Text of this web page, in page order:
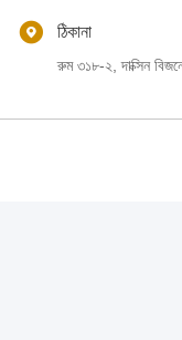
ঠিকানা
রুম ৩১৮-২, দাক্সিন